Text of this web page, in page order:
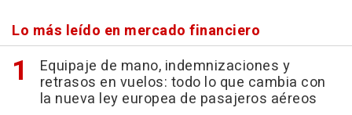
Lo más leído en mercado financiero
Equipaje de mano, indemnizaciones y
retrasos en vuelos: todo lo que cambia con
la nueva ley europea de pasajeros aéreos